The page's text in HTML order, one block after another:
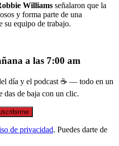
Williams señalaron que la
y forma parte de una
su equipo de trabajo.
a las 7:00 am
día y el podcast ☕ — todo en un
das de baja con un clic.
de privacidad. Puedes darte de